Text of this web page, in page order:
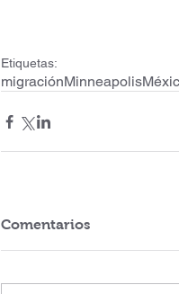
Etiquetas:
migraciónMinneapolis
Comentarios